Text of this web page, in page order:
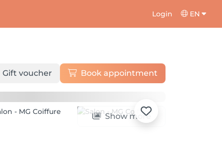
Login EN
Gift voucher Book appointment
Show more